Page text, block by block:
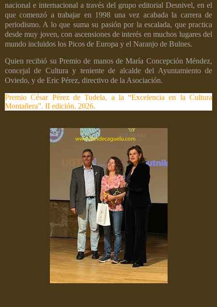
nacional e internacional a través del grupo editorial Desnivel, en el
que comenzó a trabajar en 1998 una vez acabada la carrera de
periodismo. A lo que suma su pasión por la escalada, que practica
desde muy joven, con ascensiones de interés en muchos lugares del
mundo incluidos los Picos de Europa y el Naranjo de Bulnes.
Quien recibió su Premio de manos de María Concepción Méndez,
concejal de Cultura y teniente de alcalde del Ayuntamiento de
Oviedo, y de Eric Pérez, directivo de la Asociación.
Premio César Pérez de Tudela, a la “Excelencia en la Cultura
Montañera”. II edición. 2026.